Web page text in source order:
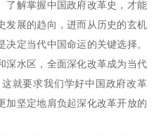
了解掌握中国政府改革史，才能
发展的趋向，进而从历史的玄机
定当代中国命运的关键选择。
深水区，全面深化改革成为当代
就要求我们学好中国政府改革
加坚定地肩负起深化改革开放的